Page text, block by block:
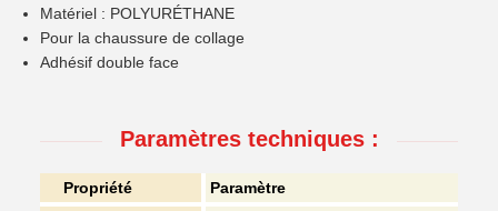
Matériel : POLYURÉTHANE
Pour la chaussure de collage
Adhésif double face
Paramètres techniques :
Propriété Paramètre